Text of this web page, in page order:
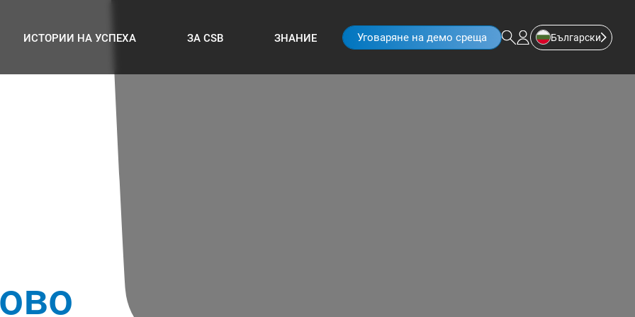
ИСТОРИИ НА УСПЕХА ЗА CSB ЗНАНИЕ Уговаряне на демо среща Български